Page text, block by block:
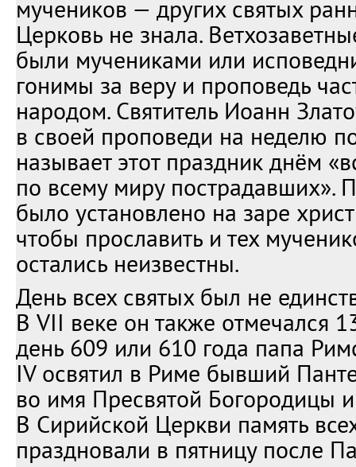
мучеников — других святых
Церковь не знала.
были мучениками или
гонимы за веру и проповедь
народом. Святитель Иоанн
в своей проповеди на неделю
называет этот праздник днём
по всему миру пострадавших».
было установлено на заре
чтобы прославить и тех
остались неизвестны.
День всех святых был не
В VII веке он также отмечался
день 609 или 610 года папа
IV освятил в Риме бывший
во имя Пресвятой Богородицы
В Сирийской Церкви память
праздновали в пятницу после